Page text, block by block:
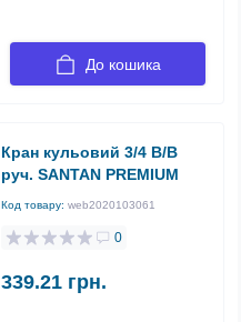
До кошика
Кран кульовий 3/4 В/В
руч. SANTAN PREMIUM
Код товару: web2020103061
0
339.21 грн.